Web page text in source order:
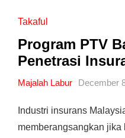
Takaful
Program PTV
Penetrasi
Majalah Labur December
Industri insurans
memberangsangkan